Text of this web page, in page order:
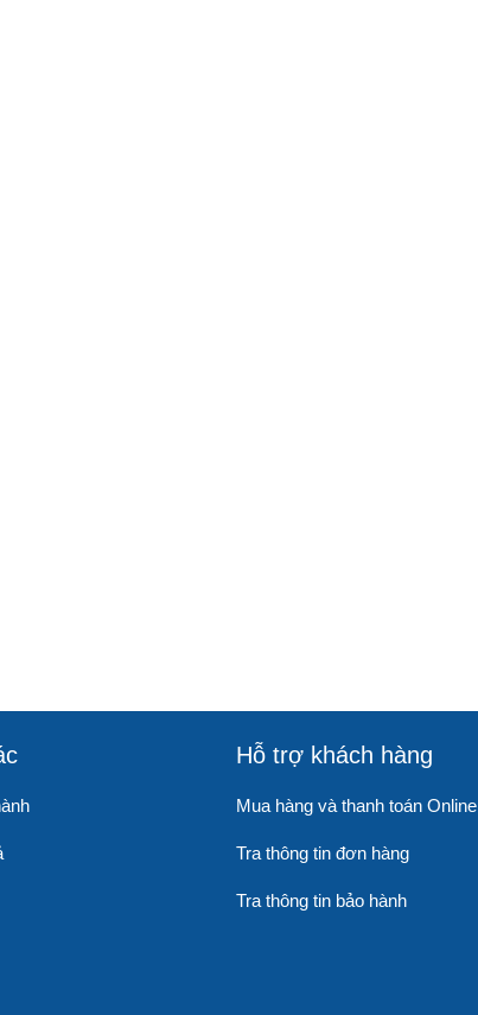
Hỗ trợ khách hàng
Mua hàng và thanh toán Online
Tra thông tin đơn hàng
Tra thông tin bảo hành